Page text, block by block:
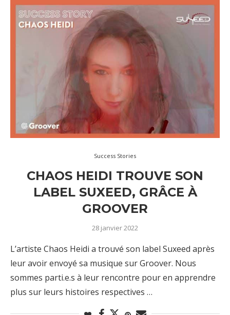
Success Stories
CHAOS HEIDI TROUVE SON
LABEL SUXEED, GRÂCE À
GROOVER
28 janvier 2022
L’artiste Chaos Heidi a trouvé son label Suxeed après
leur avoir envoyé sa musique sur Groover. Nous
sommes parti.e.s à leur rencontre pour en apprendre
plus sur leurs histoires respectives …